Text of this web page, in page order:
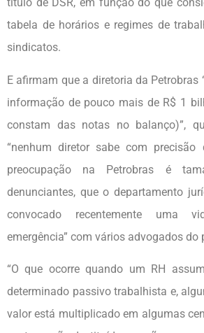
título de DSR, em função do que
tabela de horários e regimes de
sindicatos.
E afirmam que a diretoria da
informação de pouco mais de R$ 1
constam das notas no balanço)”,
“nenhum diretor sabe com
preocupação na Petrobras é
denunciantes, que o departamento
convocado recentemente uma
emergência” com vários advogados do
“O que ocorre quando um RH
determinado passivo trabalhista e,
valor está multiplicado em algumas